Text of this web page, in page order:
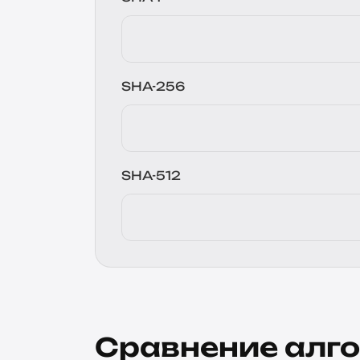
SHA-256
SHA-512
Сравнение